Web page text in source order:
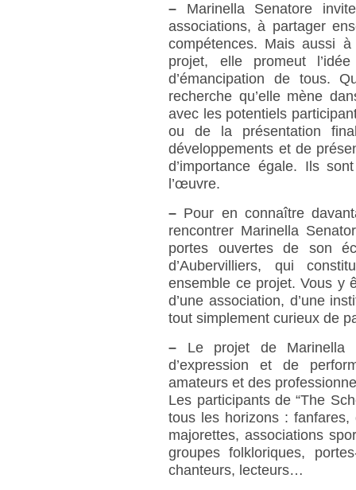
– Marinella Senatore
associations, à partager
compétences. Mais aussi
projet, elle promeut
d’émancipation de tous.
recherche qu’elle mène
avec les potentiels
ou de la présentation
développements et de
d’importance égale. Ils
l’œuvre.
– Pour en connaître
rencontrer Marinella
portes ouvertes de son
d’Aubervilliers, qui
ensemble ce projet. Vous y
d’une association, d’une
tout simplement curieux de
– Le projet de Marinella
d’expression et de
amateurs et des
Les participants de “The
tous les horizons :
majorettes, associations
groupes folkloriques,
chanteurs, lecteurs…